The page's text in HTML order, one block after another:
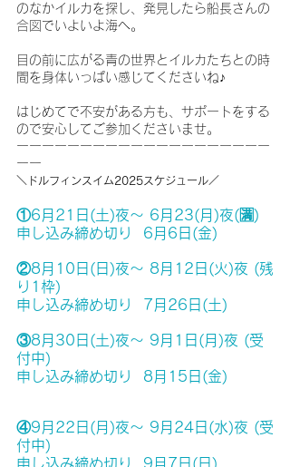
のなかイルカを探し、発見したら船長さんの
合図でいよいよ海へ。
目の前に広がる青の世界とイルカたちとの時
間を身体いっぱい感じてくださいね♪
はじめてで不安がある方も、サポートをする
ので安心してご参加くださいませ。
ーーーーーーーーーーーーーーーーーーーー
ーー
＼ドルフィンスイム2025スケジュール／
①6月21日(土)夜〜 6月23(月)夜(🈵)
申し込み締め切り  6月6日(金)
②8月10日(日)夜〜 8月12日(火)夜 (残
り1枠)
申し込み締め切り  7月26日(土)
③8月30日(土)夜〜 9月1日(月)夜 (受
付中)
申し込み締め切り  8月15日(金)
④9月22日(月)夜〜 9月24日(水)夜 (受
付中)
申し込み締め切り  9月7日(日)